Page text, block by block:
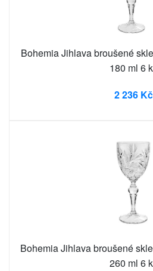
Bohemia Jihlava broušené
180 ml 6
2 236 Kč
Bohemia Jihlava broušené
260 ml 6